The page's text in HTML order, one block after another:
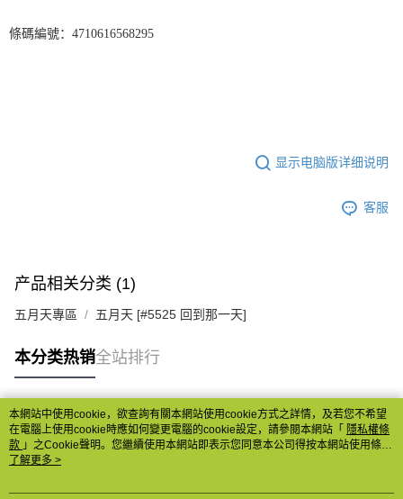
條碼編號： 4710616568295
显示电脑版详细说明
客服
产品相关分类 (1)
五月天專區 五月天 [#5525 回到那一天]
本分类热销全站排行
热门标签
本網站中使用cookie，欲查詢有關本網站使用cookie方式之詳情，及若您不希望
在電腦上使用cookie時應如何變更電腦的cookie設定，請參閱本網站「 隱私權條
款 」之Cookie聲明。您繼續使用本網站即表示您同意本公司得按本網站使用條款
之Cookie聲明使用cookie。
了解更多 >